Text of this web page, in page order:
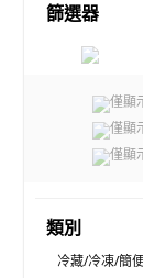
篩選器
僅顯
僅顯
僅顯
類別
冷藏/冷凍/簡